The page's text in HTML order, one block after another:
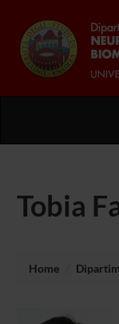
Tobia
Home